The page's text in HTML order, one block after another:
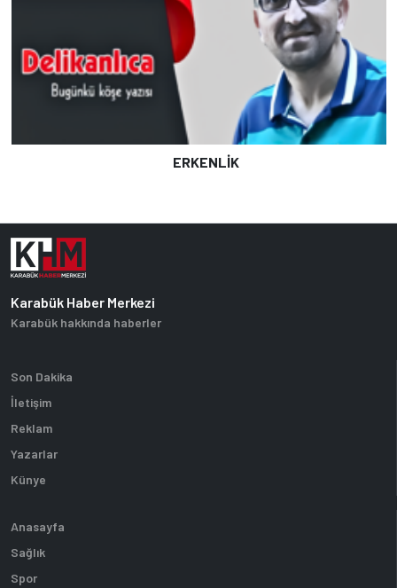
ERKENLİK
Karabük Haber Merkezi
Karabük hakkında haberler
Son Dakika
İletişim
Reklam
Yazarlar
Künye
Anasayfa
Sağlık
Spor